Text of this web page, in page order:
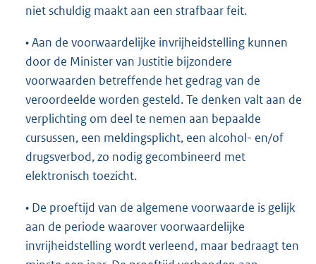
niet schuldig maakt aan een strafbaar feit.
• Aan de voorwaardelijke invrijheidstelling kunnen
door de Minister van Justitie bijzondere
voorwaarden betreffende het gedrag van de
veroordeelde worden gesteld. Te denken valt aan de
verplichting om deel te nemen aan bepaalde
cursussen, een meldingsplicht, een alcohol- en/of
drugsverbod, zo nodig gecombineerd met
elektronisch toezicht.
• De proeftijd van de algemene voorwaarde is gelijk
aan de periode waarover voorwaardelijke
invrijheidstelling wordt verleend, maar bedraagt ten